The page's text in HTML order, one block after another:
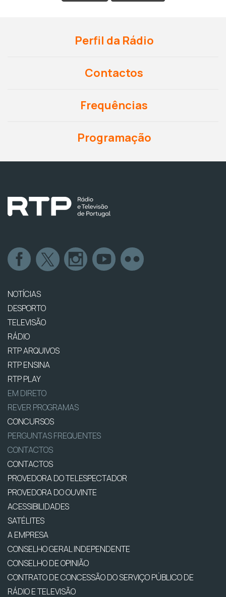
Perfil da Rádio
Contactos
Frequências
Programação
NOTÍCIAS
DESPORTO
TELEVISÃO
RÁDIO
RTP ARQUIVOS
RTP ENSINA
RTP PLAY
EM DIRETO
REVER PROGRAMAS
CONCURSOS
PERGUNTAS FREQUENTES
CONTACTOS
CONTACTOS
PROVEDORA DO TELESPECTADOR
PROVEDORA DO OUVINTE
ACESSIBILIDADES
SATÉLITES
A EMPRESA
CONSELHO GERAL INDEPENDENTE
CONSELHO DE OPINIÃO
CONTRATO DE CONCESSÃO DO SERVIÇO PÚBLICO DE
RÁDIO E TELEVISÃO